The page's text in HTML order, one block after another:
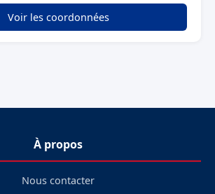
Voir les coordonnées
À propos
Nous contacter